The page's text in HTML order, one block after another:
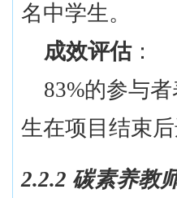
名中学生。
成效评估：
83%的参与
生在项目结束
2.2.2 碳素养教